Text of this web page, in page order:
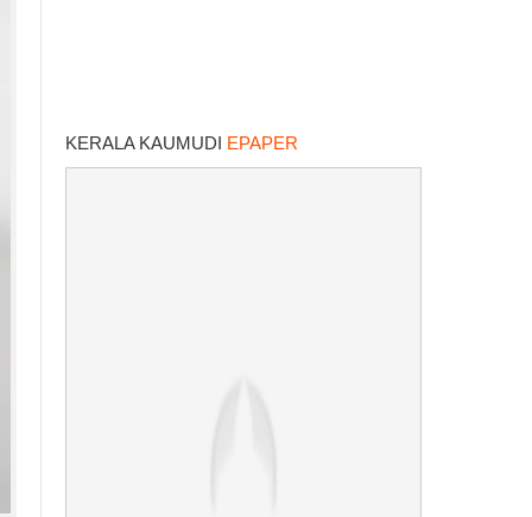
KERALA KAUMUDI EPAPER